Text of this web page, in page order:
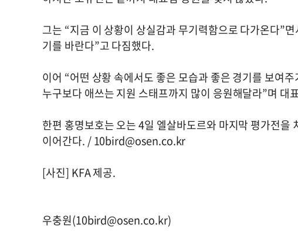
그는 “지금 이 상황이 상실감과 무기력함으로 다가온다”
기를 바란다”고 다짐했다.
이어 “어떤 상황 속에서도 좋은 모습과 좋은 경기를 보여
누구보다 애쓰는 지원 스태프까지 많이 응원해달라”며 대
한편 홍명보호는 오는 4일 엘살바도르와 마지막 평가전을
이어간다. /10bird@osen.co.kr
[사진] KFA 제공.
우충원(10bird@osen.co.kr)